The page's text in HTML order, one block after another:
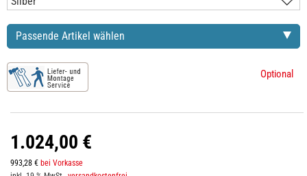
Passende Artikel wählen
Optional
1.024,00 €
993,28 € bei Vorkasse